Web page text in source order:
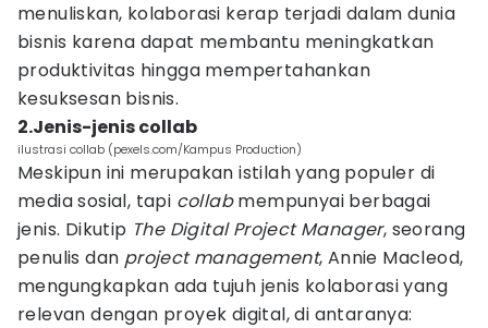
menuliskan, kolaborasi kerap terjadi dalam dunia
bisnis karena dapat membantu meningkatkan
produktivitas hingga mempertahankan
kesuksesan bisnis.
2.Jenis-jenis collab
ilustrasi collab (pexels.com/Kampus Production)
Meskipun ini merupakan istilah yang populer di
media sosial, tapi collabmempunyai berbagai
jenis. Dikutip The Digital Project Manager, seorang
penulis dan project management, Annie Macleod,
mengungkapkan ada tujuh jenis kolaborasi yang
relevan dengan proyek digital, di antaranya: